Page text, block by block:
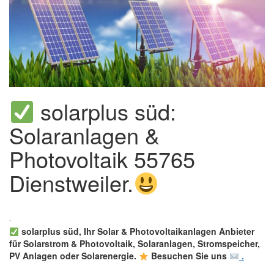
solarplus süd:
Solaranlagen &
Photovoltaik 55765
Dienstweiler.
solarplus süd, Ihr Solar & Photovoltaikanlagen Anbieter
für Solarstrom & Photovoltaik, Solaranlagen, Stromspeicher,
PV Anlagen oder Solarenergie.
Besuchen Sie uns .